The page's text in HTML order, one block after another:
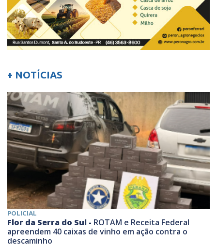
+ NOTÍCIAS
POLICIAL
Flor da Serra do Sul - ROTAM e Receita Federal
apreendem 40 caixas de vinho em ação contra o
descaminho